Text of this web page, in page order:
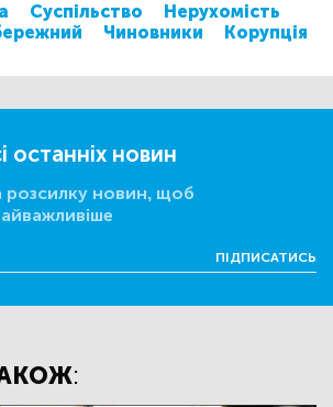
Суспільство
Нерухомість
Чиновники Корупція
останніх новин
розсилку новин, щоб
ПІДПИСАТИСЬ